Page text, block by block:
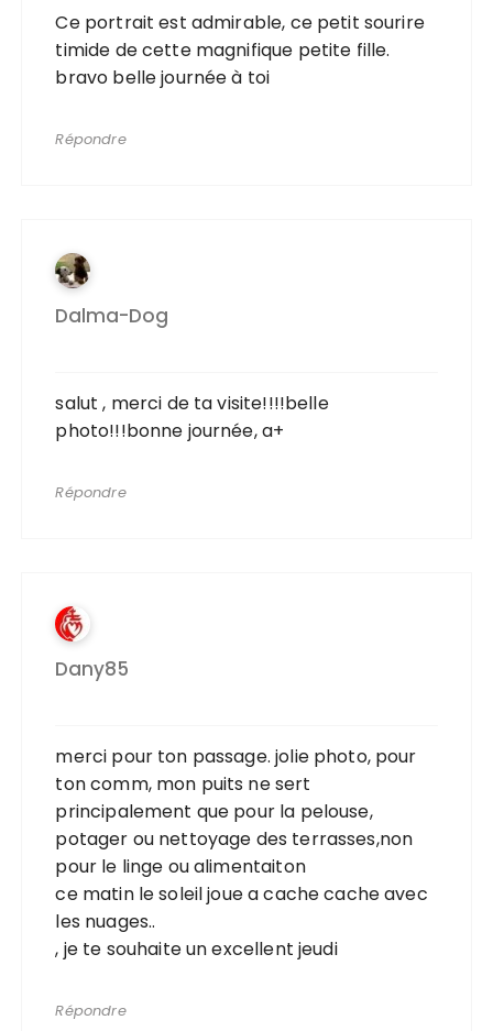
Ce portrait est admirable, ce petit sourire
timide de cette magnifique petite fille.
bravo belle journée à toi
Répondre
Dalma-Dog
salut , merci de ta visite!!!!belle
photo!!!bonne journée, a+
Répondre
Dany85
merci pour ton passage. jolie photo, pour
ton comm, mon puits ne sert
principalement que pour la pelouse,
potager ou nettoyage des terrasses,non
pour le linge ou alimentaiton
ce matin le soleil joue a cache cache avec
les nuages..
, je te souhaite un excellent jeudi
Répondre